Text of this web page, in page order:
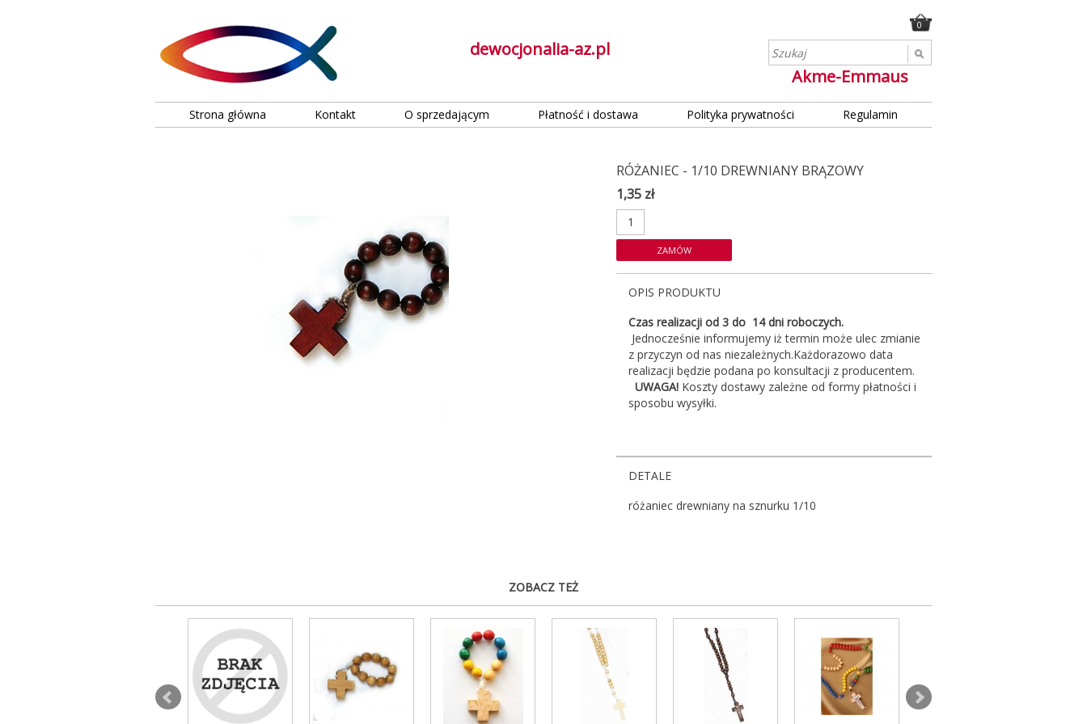
dewocjonalia-az.pl
0
Akme-Emmaus
Strona główna Kontakt O sprzedającym Płatność i dostawa Polityka prywatności Regulamin
RÓŻANIEC - 1/10 DREWNIANY BRĄZOWY
1,35 zł
OPIS PRODUKTU
Czas realizacji od 3 do 14 dni roboczych.
Jednocześnie informujemy iż termin może ulec zmianie
z przyczyn od nas niezależnych.Każdorazowo data
realizacji będzie podana po konsultacji z producentem.
UWAGA! Koszty dostawy zależne od formy płatności i
sposobu wysyłki.
DETALE
różaniec drewniany na sznurku 1/10
ZOBACZ TEŻ